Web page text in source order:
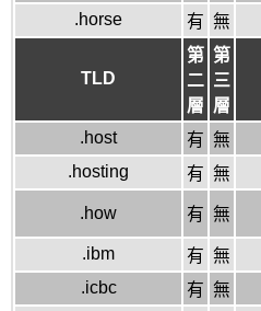
.horse
有 無
TLD
第
二
層
第
三
層
.host 有 無
.hosting
有 無
.how 有 無
.ibm
有 無
.icbc
有 無